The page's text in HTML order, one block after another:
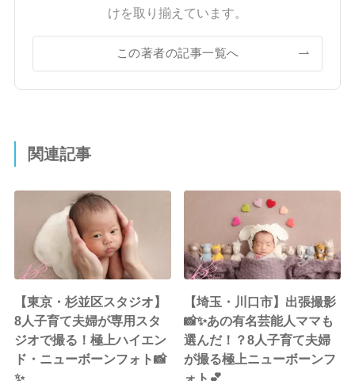
けを取り揃えています。
この著者の記事一覧へ
関連記事
【東京・杉並区スタジオ】
8人子育て夫婦が専用スタ
ジオで撮る！極上ハイエン
ド・ニューボーンフォト📸
✨
【埼玉・川口市】出張撮影
📸✨あの有名芸能人ママも
選んだ！？8人子育て夫婦
が撮る極上ニューボーンフ
ォト💕